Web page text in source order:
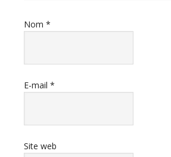
Nom *
E-mail *
Site web